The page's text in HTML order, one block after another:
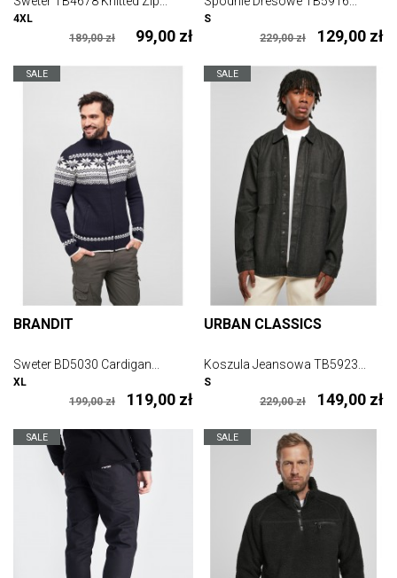
99,00 zł
189,00 zł
4XL
129,00 zł
229,00 zł
S
SALE
BRANDIT
Sweter BD5030 Cardigan...
119,00 zł
199,00 zł
XL
SALE
URBAN CLASSICS
Koszula Jeansowa TB5923...
149,00 zł
229,00 zł
S
SALE SALE